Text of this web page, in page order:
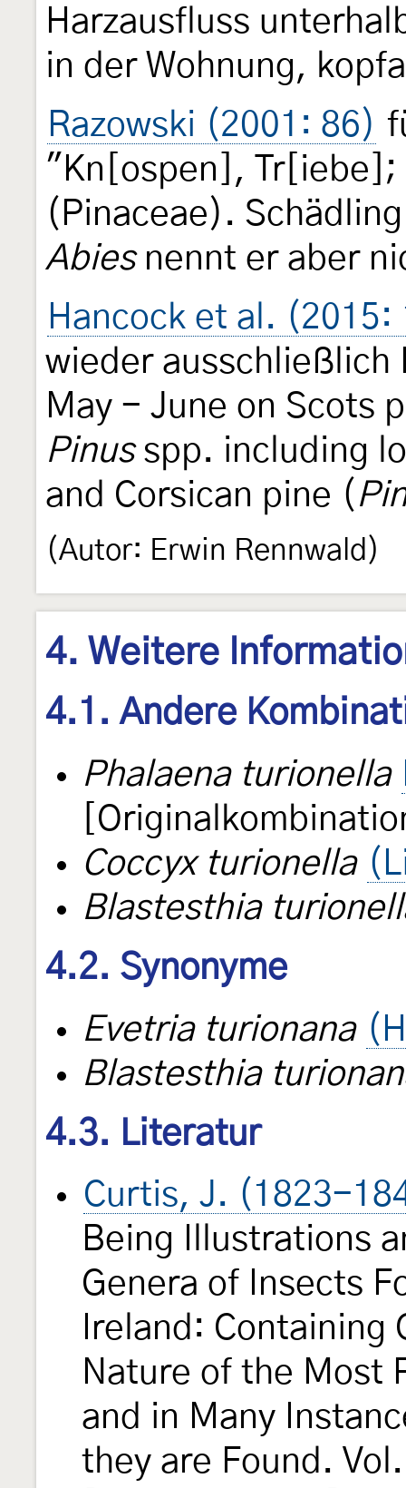
Harzausfluss
in der Wohnung,
Razowski (2001: 86)
"Kn[ospen], Tr[iebe];
(Pinaceae).
Abiesnennt er aber
Hancock et al. (2015:
wieder ausschließlich
May - June on Scots
Pinus spp. including
and Corsican pine (
(Autor: Erwin Rennwald)
4. Weitere
4.1. Andere
Phalaena turionella
Coccyx turionella
Blastesthia
4.2. Synonyme
Evetria turionana
Blastesthia
4.3. Literatur
Curtis, J. (1823-
Being Illustrations
Genera of Insects
Ireland: Containing
Nature of the Most
and in Many
they are Found.